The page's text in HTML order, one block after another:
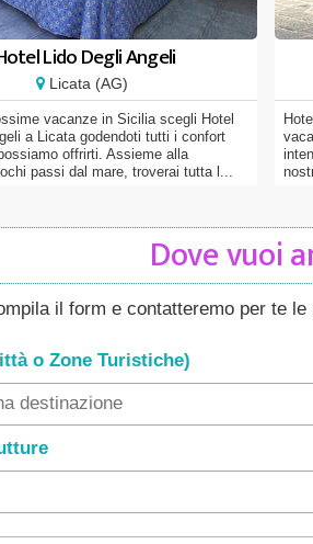
Lido Degli Angeli
Licata (AG)
vacanze in Sicilia scegli Hotel
a Licata godendoti tutti i confort
offrirti. Assieme alla
passi dal mare, troverai tutta l...
Dove vuoi
il form e contatteremo per te le
o Zone Turistiche)